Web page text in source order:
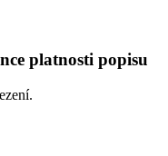
platnosti popisu